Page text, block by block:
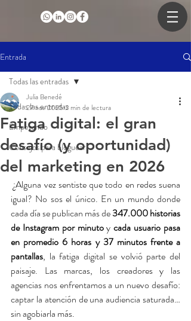
Entrada
Todas las entradas
Empezando
Consejos para bloguear
Todas las entradas
Fatiga digital: el gran
desafío (y oportunidad)
del marketing en 2026
Julia Benedé
27 nov 20252 min de lectura
¿Alguna vez sentiste que todo en redes suena
igual? No sos el único. En un mundo donde
cada día se publican más de 347.000 historias
de Instagram por minuto y cada usuario pasa
en promedio 6 horas y 37 minutos frente a
pantallas, la fatiga digital se volvió parte del
paisaje. Las marcas, los creadores y las
agencias nos enfrentamos a un nuevo desafío:
captar la atención de una audiencia saturada…
sin agobiarla más.